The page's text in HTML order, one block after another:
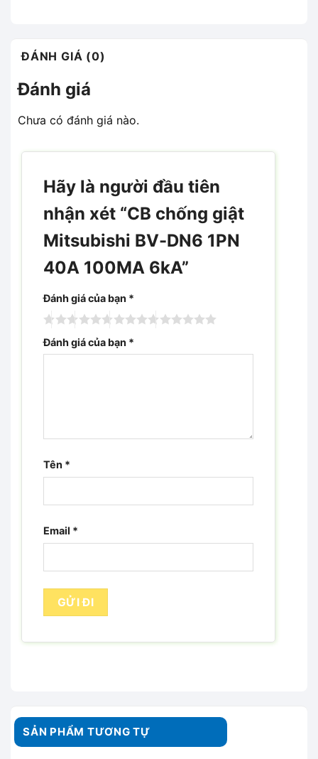
ĐÁNH GIÁ (0)
Đánh giá
Chưa có đánh giá nào.
Hãy là người đầu tiên
nhận xét “CB chống giật
Mitsubishi BV-DN6 1PN
40A 100MA 6kA”
Đánh giá của bạn *
Đánh giá của bạn *
Tên *
Email *
SẢN PHẨM TƯƠNG TỰ